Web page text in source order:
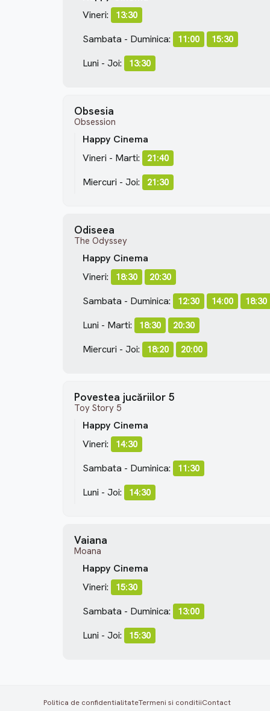
Vineri:
13:30
Sambata - Duminica: 11:00 15:30
Luni - Joi: 13:30
Obsesia
Obsession
Happy Cinema
Vineri - Marti:
21:40
Miercuri - Joi: 21:30
Odiseea
The Odyssey
Happy Cinema
Vineri:
18:30 20:30
Sambata - Duminica: 12:30 14:00 18:30
Luni - Marti: 18:30 20:30
Miercuri - Joi: 18:20 20:00
Povestea jucăriilor 5
Toy Story 5
Happy Cinema
Vineri:
14:30
Sambata - Duminica: 11:30
Luni - Joi: 14:30
Vaiana
Moana
Happy Cinema
Vineri:
15:30
Sambata - Duminica: 13:00
Luni - Joi: 15:30
Politica de confidentialitateTermeni si conditiiContact